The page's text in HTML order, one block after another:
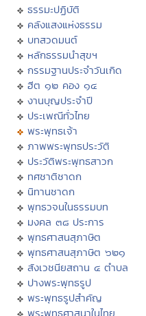
ธรรมะปฏิบัติ
คลังแสงแห่งธรรม
บทสวดมนต์
หลักธรรมนำสุขฯ
กรรมฐานประจำวันเกิด
ฮีต ๑๒ คอง ๑๔
งานบุญประจำปี
ประเพณีทั่วไทย
พระพุทธเจ้า
ภาพพระพุทธประวัติ
ประวัติพระพุทธสาวก
ทศชาติชาดก
นิทานชาดก
พุทธวจนในธรรมบท
มงคล ๓๘ ประการ
พุทธศาสนสุภาษิต
พุทธศาสนสุภาษิต ๖๒๑
สังเวชนียสถาน ๔ ตำบล
ปางพระพุทธรูป
พระพุทธรูปสำคัญ
พระพุทธศาสนาในไทย